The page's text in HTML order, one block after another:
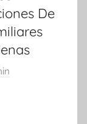
De